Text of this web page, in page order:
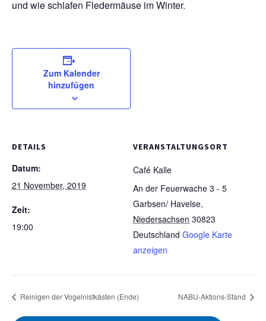
und wie schlafen Fledermäuse im Winter.
Zum Kalender
hinzufügen
DETAILS
Datum:
21 November, 2019
Zeit:
19:00
VERANSTALTUNGSORT
Café Kalle
An der Feuerwache 3 - 5
Garbsen/ Havelse,
Niedersachsen 30823
Deutschland Google Karte
anzeigen
Reinigen der Vogelnistkästen (Ende) NABU-Aktions-Stand